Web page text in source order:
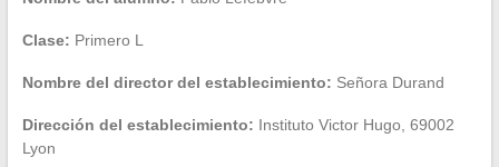
Clase: Primero L
Nombre del director del establecimiento: Señora Durand
Dirección del establecimiento: Instituto Victor Hugo, 69002
Lyon